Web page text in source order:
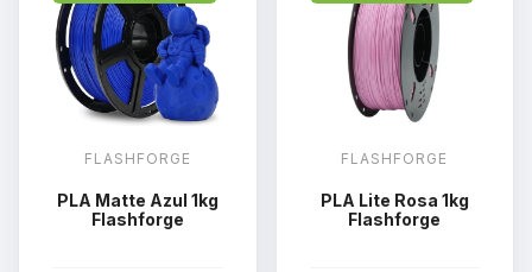
FLASHFORGE
PLA Matte Azul 1kg
Flashforge
FLASHFORGE
PLA Lite Rosa 1kg
Flashforge